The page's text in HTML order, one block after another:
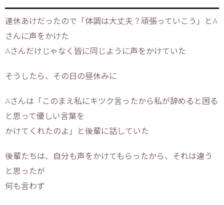
連休あけだったので「体調は大丈夫？頑張っていこう」とA
さんに声をかけた
Aさんだけじゃなく皆に同じように声をかけていた
そうしたら、その日の昼休みに
Aさんは「このまえ私にキツク言ったから私が辞めると困る
と思って優しい言葉を
かけてくれたのよ」と後輩に話していた
後輩たちは、自分も声をかけてもらったから、それは違う
と思ったが
何も言わず